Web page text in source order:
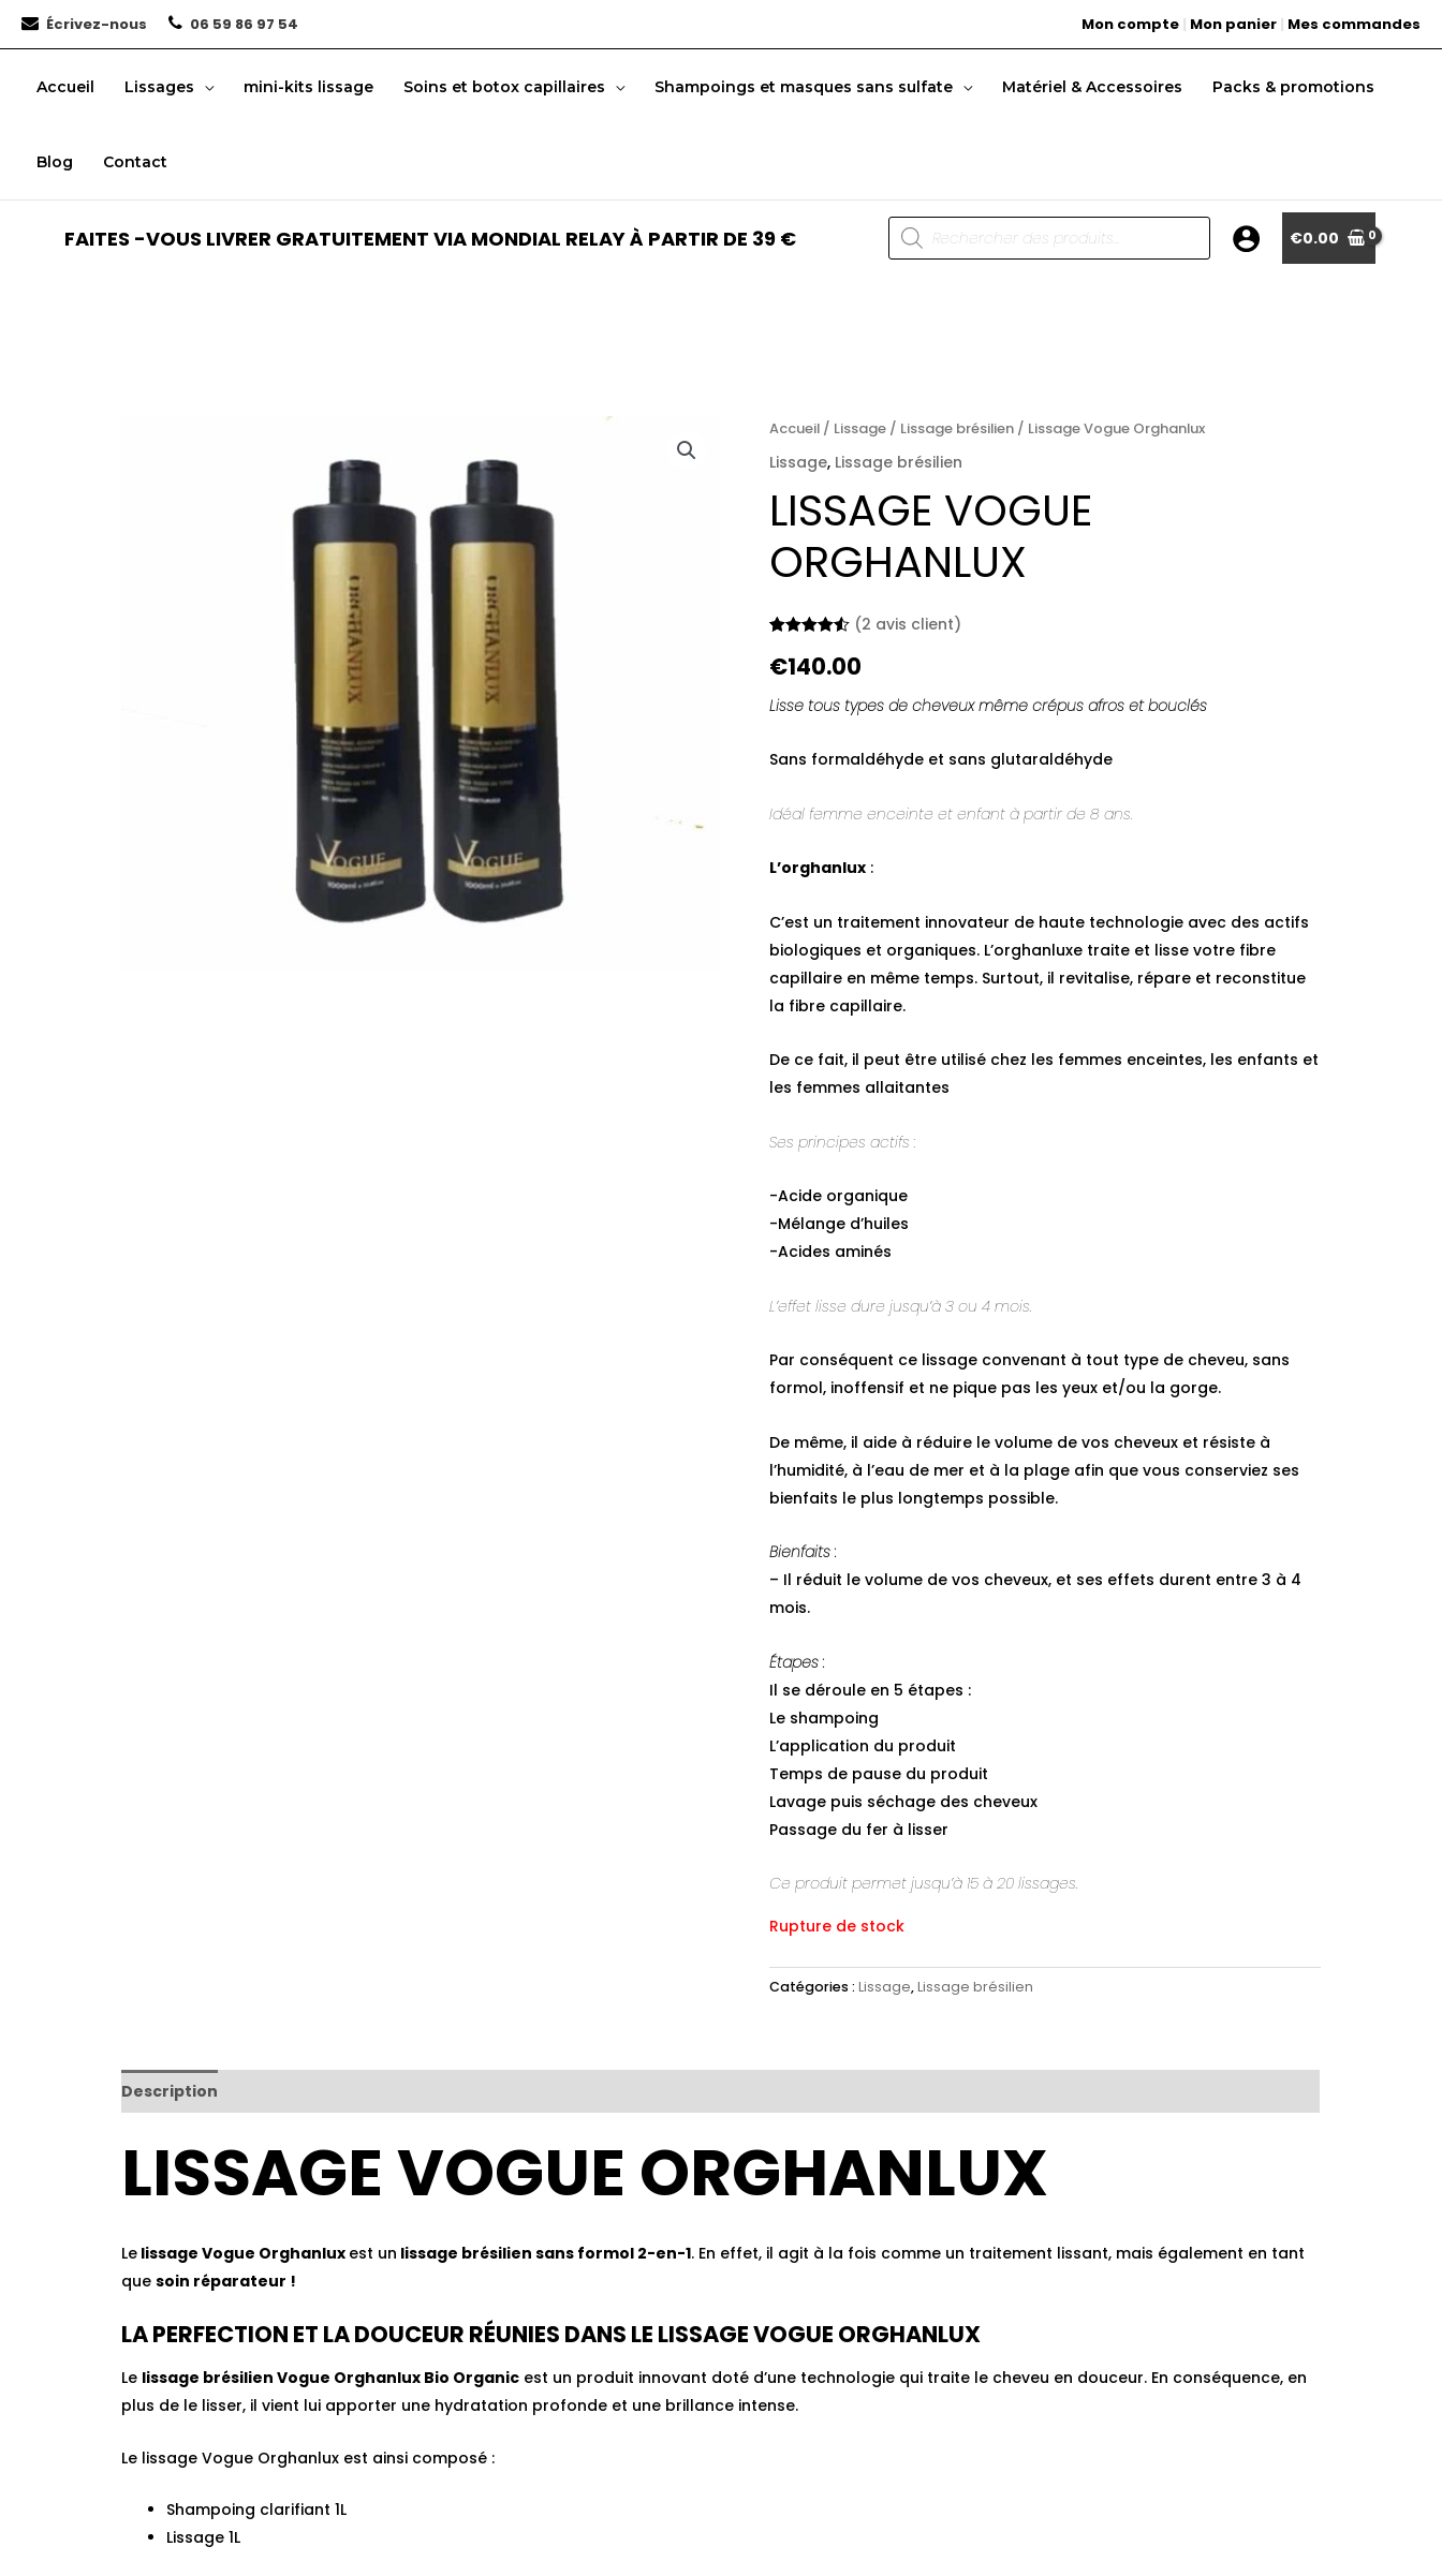
Aller
Écrivez-nous 06 59 86 97 54 Mon compte | Mon panier | Mes commandes
Accueil Lissages mini-kits lissage Soins et botox capillaires Shampoings et masques sans sulfate Matériel & Accessoires Packs & promotions
Blog Contact
FAITES -VOUS LIVRER GRATUITEMENT VIA MONDIAL RELAY À PARTIR DE 39 €
Recherche
de
produits
€0.00
Accueil/ Lissage/ Lissage brésilien/ Lissage Vogue Orghanlux
Lissage, Lissage brésilien
LISSAGE VOGUE
ORGHANLUX
sur 5
basé sur
client
(2 avis client)
€140.00
Lisse tous types de cheveux même crépus afros et bouclés
Sans formaldéhyde et sans glutaraldéhyde
Idéal femme enceinte et enfant à partir de 8 ans.
L’orghanlux:
C’est un traitement innovateur de haute technologie avec des actifs
biologiques et organiques. L’orghanluxe traite et lisse votre fibre
capillaire en même temps. Surtout, il revitalise, répare et reconstitue
la fibre capillaire.
De ce fait, il peut être utilisé chez les femmes enceintes, les enfants et
les femmes allaitantes
Ses principes actifs :
-Acide organique
-Mélange d’huiles
-Acides aminés
L’effet lisse dure jusqu’à 3 ou 4 mois.
Par conséquent ce lissage convenant à tout type de cheveu, sans
formol, inoffensif et ne pique pas les yeux et/ou la gorge.
De même, il aide à réduire le volume de vos cheveux et résiste à
l’humidité, à l’eau de mer et à la plage afin que vous conserviez ses
bienfaits le plus longtemps possible.
Bienfaits :
– Il réduit le volume de vos cheveux, et ses effets durent entre 3 à 4
mois.
Étapes :
Il se déroule en 5 étapes :
Le shampoing
L’application du produit
Temps de pause du produit
Lavage puis séchage des cheveux
Passage du fer à lisser
Ce produit permet jusqu’à 15 à 20 lissages.
Rupture de stock
Catégories : Lissage,Lissage brésilien
Description
LISSAGE VOGUE ORGHANLUX
Le lissage Vogue Orghanlux est un lissage brésilien sans formol 2-en-1. En effet, il agit à la fois comme un traitement lissant, mais également en tant
quesoin réparateur !
LA PERFECTION ET LA DOUCEUR RÉUNIES DANS LE LISSAGE VOGUE ORGHANLUX
Le lissage brésilien Vogue Orghanlux Bio Organic est un produit innovant doté d’une technologie qui traite le cheveu en douceur. En conséquence, en
plus de le lisser, il vient lui apporter une hydratation profonde et une brillance intense.
Le lissage Vogue Orghanlux est ainsi composé :
Shampoing clarifiant 1L
Lissage 1L